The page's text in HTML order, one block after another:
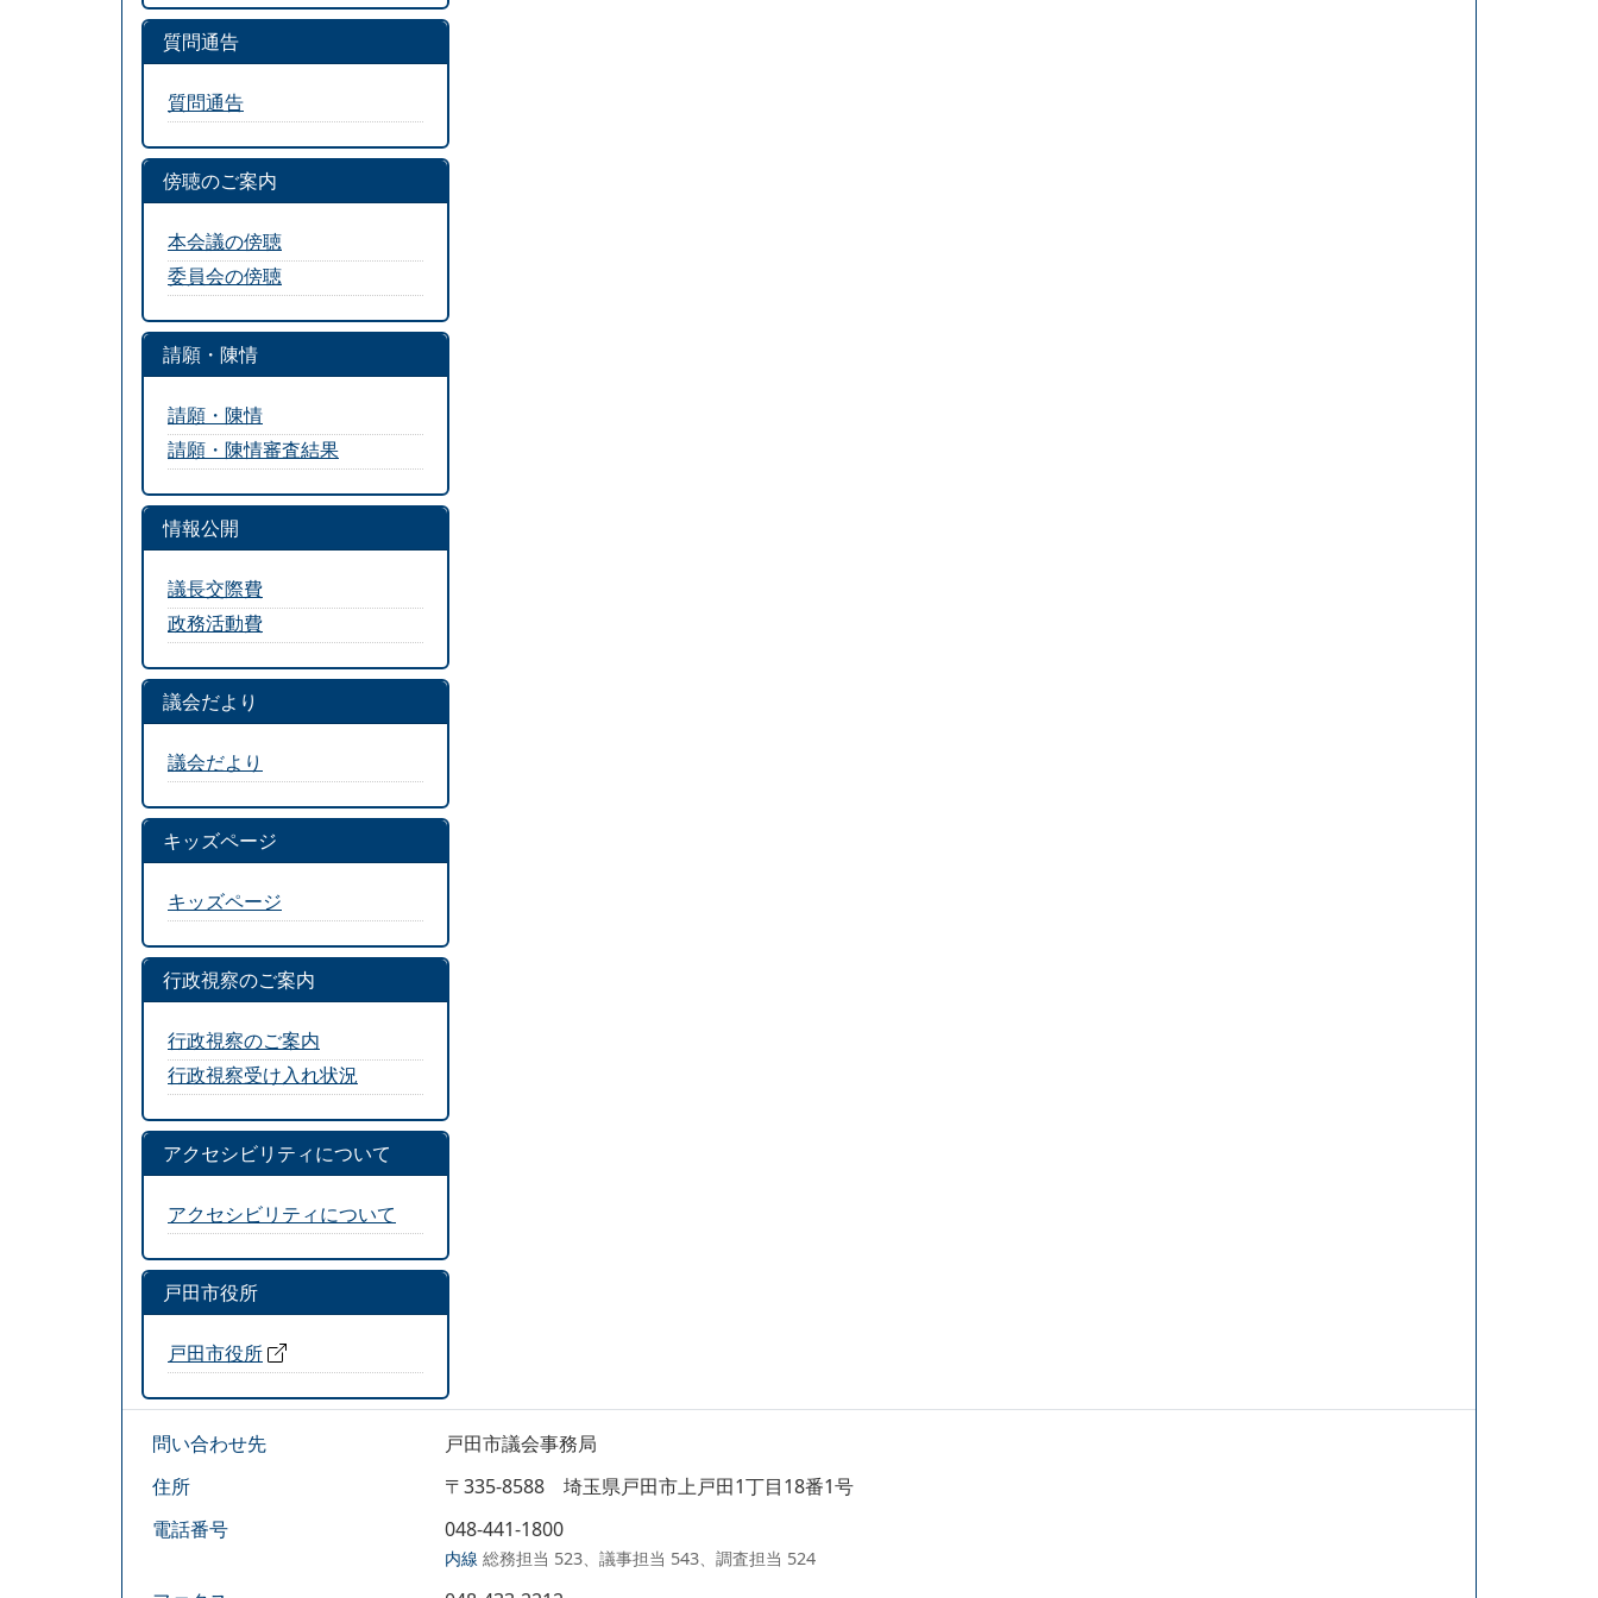
質問通告
質問通告
傍聴のご案内
本会議の傍聴
委員会の傍聴
請願・陳情
請願・陳情
請願・陳情審査結果
情報公開
議長交際費
政務活動費
議会だより
議会だより
キッズページ
キッズページ
行政視察のご案内
行政視察のご案内
行政視察受け入れ状況
アクセシビリティについて
アクセシビリティについて
戸田市役所
戸田市役所
問い合わせ先
戸田市議会事務局
住所
〒335-8588 埼玉県戸田市上戸田1丁目18番1号
電話番号
048-441-1800
内線 総務担当 523、議事担当 543、調査担当 524